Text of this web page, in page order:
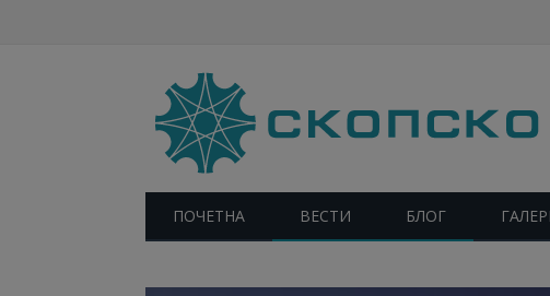
ПОЧЕТНА ВЕСТИ БЛОГ